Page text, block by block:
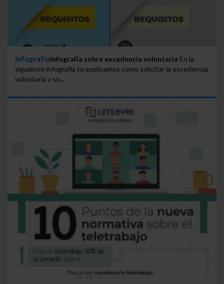
InfografíaInfografía sobre excedencia voluntaria En la
siguiente infografía te explicamos como solicitar la excedencia
voluntaria y su...